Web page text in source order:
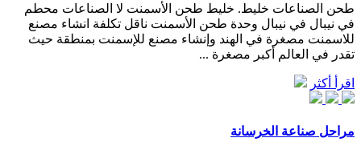
طحن الصناعات خليط. خليط طحن الأسمنت لا الصناعات محطم
في نيبال في نيبال وحدة طحن الأسمنت ناقل تكلفة انشاء مصنع
للاسمنت مصغرة في الهند وإنشاء مصنع للإسمنت بمنطقة حيث
تقدر في العالم أكبر مصغرة ...
اقرأ أكثر
مراحل صناعة الخرسانة